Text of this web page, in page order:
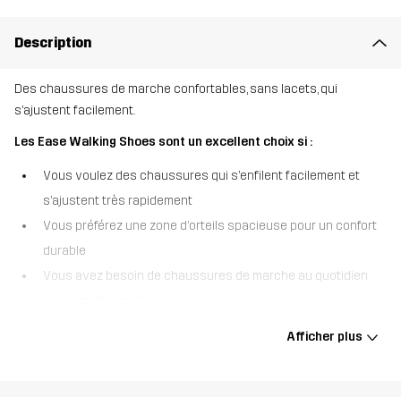
Description
Des chaussures de marche confortables, sans lacets, qui
s’ajustent facilement.
Les Ease Walking Shoes sont un excellent choix si :
Vous voulez des chaussures qui s’enfilent facilement et
s’ajustent très rapidement
Vous préférez une zone d’orteils spacieuse pour un confort
durable
Vous avez besoin de chaussures de marche au quotidien
Les Ease Walking Shoes sont conçues pour un confort ultime tout
Afficher plus